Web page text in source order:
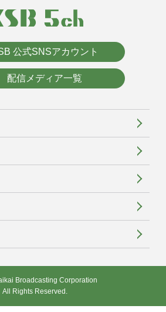
公式SNSアカウント
配信メディア一覧
Broadcasting Corporation
All Rights Reserved.